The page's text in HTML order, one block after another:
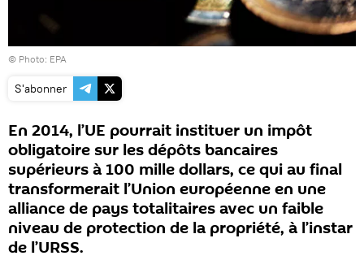
© Photо: EPA
S'abonner
En 2014, l’UE pourrait instituer un impôt
obligatoire sur les dépôts bancaires
supérieurs à 100 mille dollars, ce qui au final
transformerait l’Union européenne en une
alliance de pays totalitaires avec un faible
niveau de protection de la propriété, à l’instar
de l’URSS.